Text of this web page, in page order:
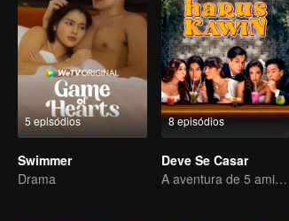
5 episódios
Swimmer
Drama
8 episódios
Deve Se Casar
A aventura de 5 amigos em busca de uma alma gêmea!